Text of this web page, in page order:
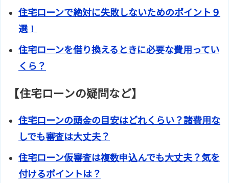
住宅ローンで絶対に失敗しないためのポイント９
選！
住宅ローンを借り換えるときに必要な費用ってい
くら？
【住宅ローンの疑問など】
住宅ローンの頭金の目安はどれくらい？諸費用な
しでも審査は大丈夫？
住宅ローン仮審査は複数申込んでも大丈夫？気を
付けるポイントは？